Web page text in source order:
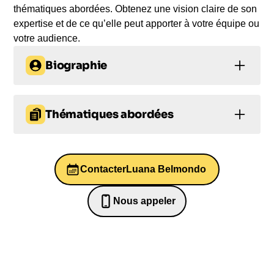
thématiques abordées. Obtenez une vision claire de son
expertise et de ce qu’elle peut apporter à votre équipe ou
votre audience.
Biographie
conquis la télévision française. Originaire d'Italie,
elle a décidé de s'installer en France pour chercher
et acteur français Paul Belmondo, elle a décidé de
concilier vie de famille et vie professionnelle en se
lançant dans la présentation d'émissions culinaires
à la télévision. Avec Bienvenue chez Luana sur
Cuisine TV et C à vous sur France 5, elle a partagé
Thématiques abordées
Leadership Marque employeur
ContacterLuana Belmondo
Nous appeler
0652698481